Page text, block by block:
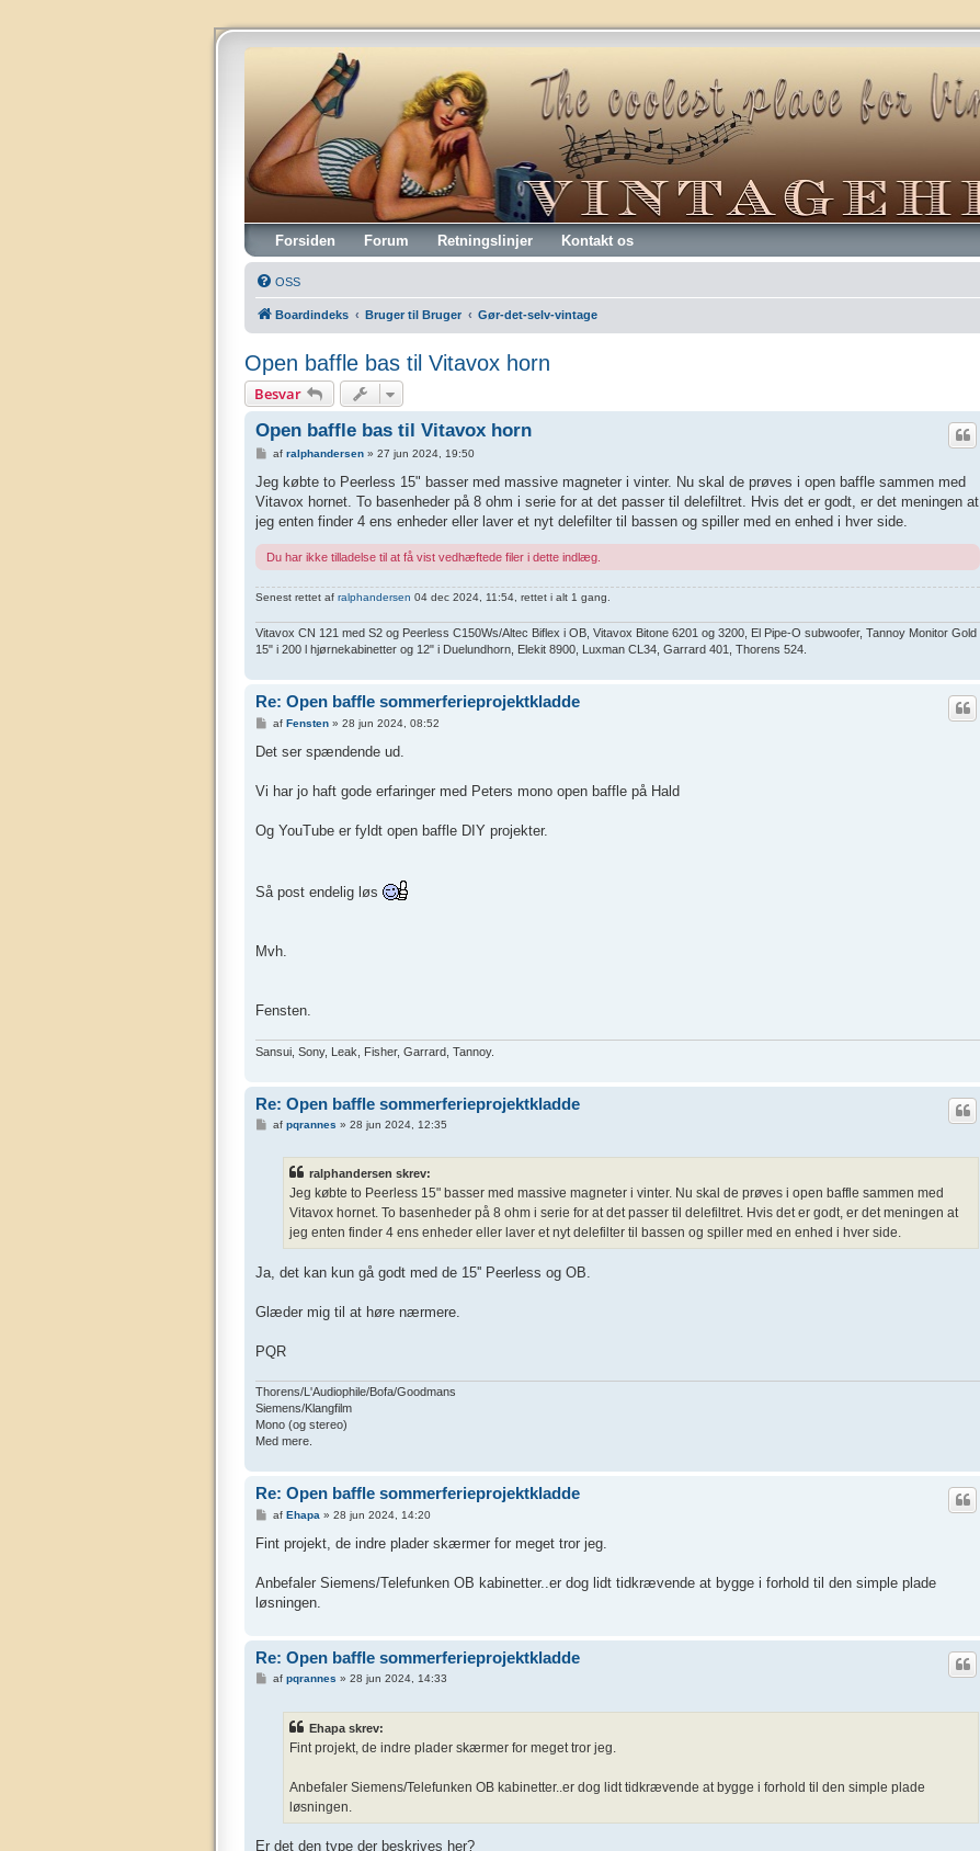
Vintagehifi.dk
Forsiden Forum Retningslinjer Kontakt os
OSS
Boardindeks Bruger til Bruger Gør-det-selv-vintage
Open baffle bas til Vitavox horn
Besvar
Open baffle bas til Vitavox horn
d
æ
g
af ralphandersen» 27 jun 2024, 19:50
Jeg købte to Peerless 15" basser med massive magneter i vinter. Nu skal de prøves i open baffle sammen med
Vitavox hornet. To basenheder på 8 ohm i serie for at det passer til delefiltret. Hvis det er godt, er det meningen at
jeg enten finder 4 ens enheder eller laver et nyt delefilter til bassen og spiller med en enhed i hver side.
Du har ikke tilladelse til at få vist vedhæftede filer i dette indlæg.
Senest rettet af ralphandersen 04 dec 2024, 11:54, rettet i alt 1 gang.
Vitavox CN 121 med S2 og Peerless C150Ws/Altec Biflex i OB, Vitavox Bitone 6201 og 3200, El Pipe-O subwoofer, Tannoy Monitor Gold
15" i 200 l hjørnekabinetter og 12" i Duelundhorn, Elekit 8900, Luxman CL34, Garrard 401, Thorens 524.
Re: Open baffle sommerferieprojektkladde
d
g
af Fensten» 28 jun 2024, 08:52
Det ser spændende ud.
Vi har jo haft gode erfaringer med Peters mono open baffle på Hald
Og YouTube er fyldt open baffle DIY projekter.
Så post endelig løs
Mvh.
Fensten.
Sansui, Sony, Leak, Fisher, Garrard, Tannoy.
Re: Open baffle sommerferieprojektkladde
af pqrannes » 28 jun 2024, 12:35
ralphandersen skrev:
Jeg købte to Peerless 15" basser med massive magneter i vinter. Nu skal de prøves i open baffle sammen med
Vitavox hornet. To basenheder på 8 ohm i serie for at det passer til delefiltret. Hvis det er godt, er det meningen at
jeg enten finder 4 ens enheder eller laver et nyt delefilter til bassen og spiller med en enhed i hver side.
Ja, det kan kun gå godt med de 15'' Peerless og OB.
Glæder mig til at høre nærmere.
PQR
Thorens/L'Audiophile/Bofa/Goodmans
Siemens/Klangfilm
Mono (og stereo)
Med mere.
Re: Open baffle sommerferieprojektkladde
d
g
af Ehapa » 28 jun 2024, 14:20
Fint projekt, de indre plader skærmer for meget tror jeg.
Anbefaler Siemens/Telefunken OB kabinetter..er dog lidt tidkrævende at bygge i forhold til den simple plade
løsningen.
Re: Open baffle sommerferieprojektkladde
af pqrannes » 28 jun 2024, 14:33
Ehapa skrev:
Fint projekt, de indre plader skærmer for meget tror jeg.
Anbefaler Siemens/Telefunken OB kabinetter..er dog lidt tidkrævende at bygge i forhold til den simple plade
løsningen.
Er det den type der beskrives her?